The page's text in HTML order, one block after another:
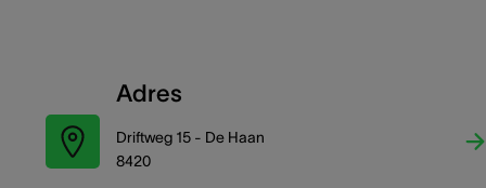
Adres
Driftweg 15 - De Haan
8420